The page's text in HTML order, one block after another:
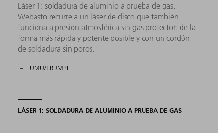
Láser 1: soldadura de aluminio a prueba de gas.
Webasto recurre a un láser de disco que también
funciona a presión atmosférica sin gas protector: de la
forma más rápida y potente posible y con un cordón
de soldadura sin poros.
– FIUMU/TRUMPF
LÁSER 1: SOLDADURA DE ALUMINIO A PRUEBA DE GAS